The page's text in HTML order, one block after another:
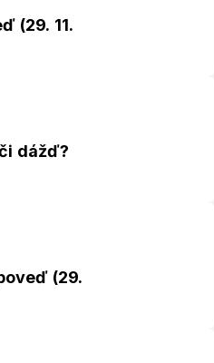
(29. 11.
dážď?
(29.